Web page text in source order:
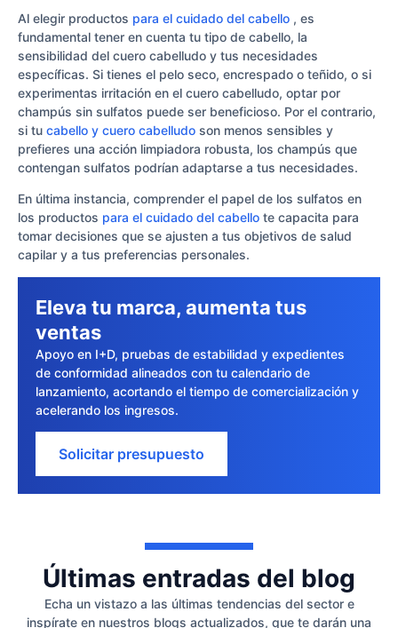
Al elegir productos para el cuidado del cabello , es
fundamental tener en cuenta tu tipo de cabello, la
sensibilidad del cuero cabelludo y tus necesidades
específicas. Si tienes el pelo seco, encrespado o teñido, o si
experimentas irritación en el cuero cabelludo, optar por
champús sin sulfatos puede ser beneficioso. Por el contrario,
si tu cabello y cuero cabelludo son menos sensibles y
prefieres una acción limpiadora robusta, los champús que
contengan sulfatos podrían adaptarse a tus necesidades.
En última instancia, comprender el papel de los sulfatos en
los productos para el cuidado del cabello te capacita para
tomar decisiones que se ajusten a tus objetivos de salud
capilar y a tus preferencias personales.
Eleva tu marca, aumenta tus
ventas
Apoyo en I+D, pruebas de estabilidad y expedientes
de conformidad alineados con tu calendario de
lanzamiento, acortando el tiempo de comercialización y
acelerando los ingresos.
Solicitar presupuesto
Últimas entradas del blog
Echa un vistazo a las últimas tendencias del sector e
inspírate en nuestros blogs actualizados, que te darán una